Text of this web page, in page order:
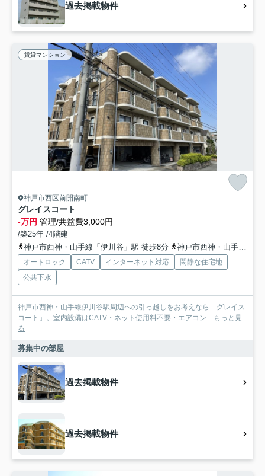
過去掲載物件
賃貸マンション
神戸市西区前開南町
グレイスコート
-万円 管理/共益費3,000円
/築25年 /4階建
神戸市西神・山手線「伊川谷」駅 徒歩8分
神戸市西神・山手線「学園都市」駅 徒歩21分
オートロック CATV インターネット対応
閑静な住宅地
公共下水
神戸市西神・山手線伊川谷駅周辺への引っ越しをお考えなら「グレイス
コート」。室内設備はCATV・ネット使用料不要・エアコン... もっと見
る
募集中の部屋
過去掲載物件
過去掲載物件